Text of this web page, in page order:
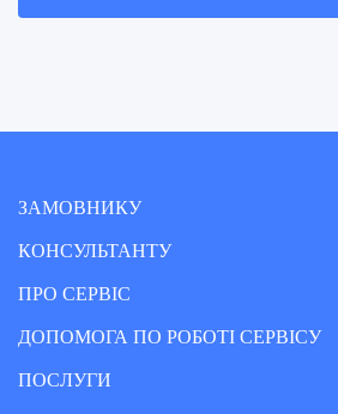
Спадкове право
Захист прав споживачів
Адміністративне право
ЗАМОВНИКУ
КОНСУЛЬТАНТУ
ПРО СЕРВІС
ДОПОМОГА ПО РОБОТІ СЕРВІСУ
ПОСЛУГИ